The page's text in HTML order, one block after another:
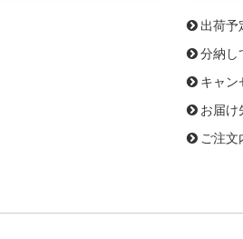
出荷予
分納し
キャン
お届け
ご注文